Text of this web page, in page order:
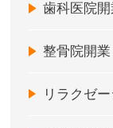
歯科医院開
整骨院開業
リラクゼ